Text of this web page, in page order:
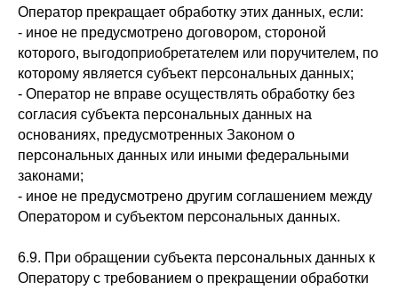
Оператор прекращает обработку этих данных, если:
- иное не предусмотрено договором, стороной
которого, выгодоприобретателем или поручителем, по
которому является субъект персональных данных;
- Оператор не вправе осуществлять обработку без
согласия субъекта персональных данных на
основаниях, предусмотренных Законом о
персональных данных или иными федеральными
законами;
- иное не предусмотрено другим соглашением между
Оператором и субъектом персональных данных.
6.9. При обращении субъекта персональных данных к
Оператору с требованием о прекращении обработки